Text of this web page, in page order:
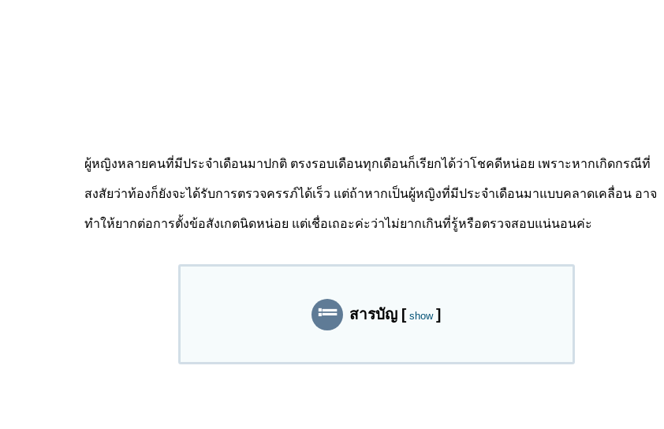
ผู้หญิงหลายคนที่มีประจำเดือนมาปกติ ตรงรอบเดือนทุกเดือนก็เรียกได้ว่าโชคดีหน่อย เพราะหากเกิดกรณีที่
สงสัยว่าท้องก็ยังจะได้รับการตรวจครรภ์ได้เร็ว แต่ถ้าหากเป็นผู้หญิงที่มีประจำเดือนมาแบบคลาดเคลื่อน อาจ
ทำให้ยากต่อการตั้งข้อสังเกตนิดหน่อย แต่เชื่อเถอะค่ะว่าไม่ยากเกินที่รู้หรือตรวจสอบแน่นอนค่ะ
สารบัญ [ show ]